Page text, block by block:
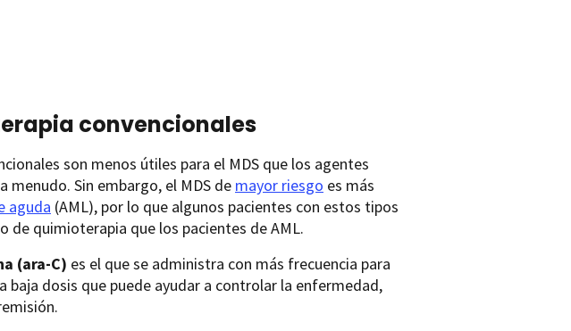
convencionales
son menos útiles para el MDS que los agentes
Sin embargo, el MDS de mayor riesgo es más
aguda (AML), por lo que algunos pacientes con estos tipos
quimioterapia que los pacientes de AML.
(ara-C) es el que se administra con más frecuencia para
baja dosis que puede ayudar a controlar la enfermedad,